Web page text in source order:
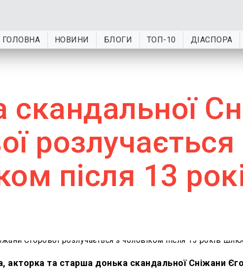
ГОЛОВНА НОВИНИ БЛОГИ ТОП-10 ДІАСПОРА
скандальної
розлучається
після 13
акторка та старша донька скандальної Сніжани